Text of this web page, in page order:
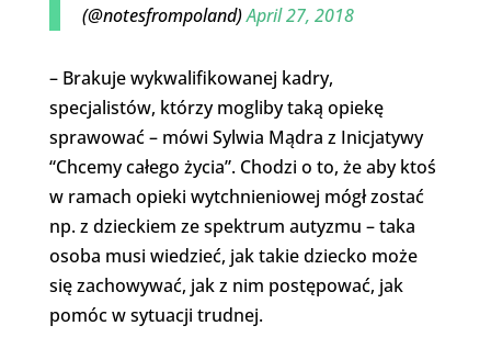
(@notesfrompoland)April 27, 2018
– Brakuje wykwalifikowanej kadry,
specjalistów, którzy mogliby taką opiekę
sprawować – mówi Sylwia Mądra z Inicjatywy
“Chcemy całego życia”. Chodzi o to, że aby ktoś
w ramach opieki wytchnieniowej mógł zostać
np. z dzieckiem ze spektrum autyzmu – taka
osoba musi wiedzieć, jak takie dziecko może
się zachowywać, jak z nim postępować, jak
pomóc w sytuacji trudnej.